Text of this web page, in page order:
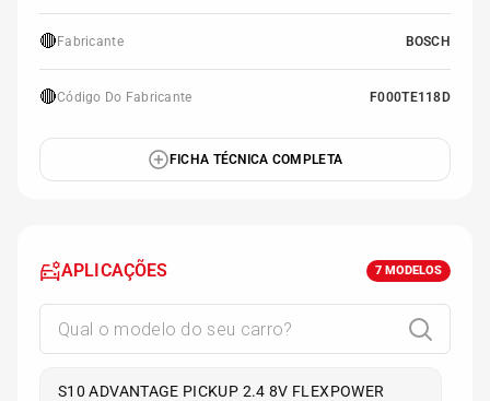
🔴 Fabricante BOSCH
🔴Código Do Fabricante F000TE118D
FICHA TÉCNICA COMPLETA
APLICAÇÕES 7 MODELOS
S10 ADVANTAGE PICKUP 2.4 8V FLEXPOWER